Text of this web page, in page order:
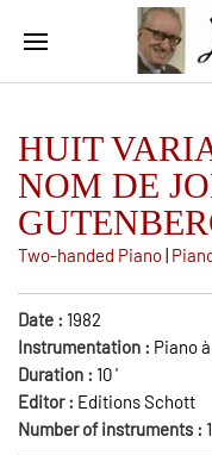
HUIT
NOM DE
Two-handed Piano|
Date : 1982
Instrumentation : Piano
Duration : 10'
Editor : Editions Schott
Number of instruments : 1